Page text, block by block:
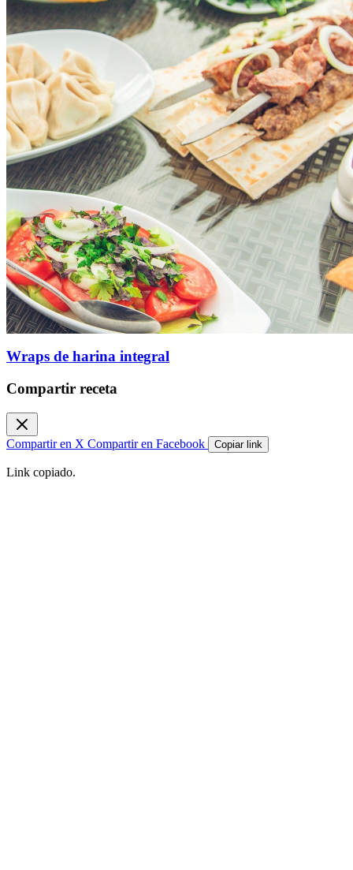
Wraps de harina integral
Compartir receta
Compartir en X Compartir en Facebook Copiar link
Link copiado.